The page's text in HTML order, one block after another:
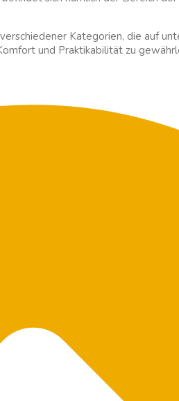
Kategorien, die auf
und Praktikabilität zu